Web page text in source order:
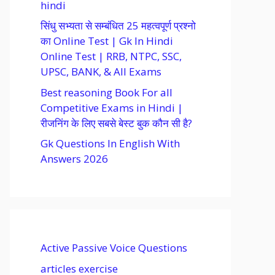
hindi
सिंधु सभ्यता से सम्बंधित 25 महत्वपूर्ण प्रश्नो
का Online Test | Gk In Hindi
Online Test | RRB, NTPC, SSC,
UPSC, BANK, & All Exams
Best reasoning Book For all
Competitive Exams in Hindi |
रीजनिंग के लिए सबसे बेस्ट बुक कौन सी है?
Gk Questions In English With
Answers 2026
Active Passive Voice Questions
articles exercise